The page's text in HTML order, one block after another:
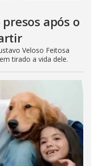
após o
Veloso Feitosa
tirado a vida dele.